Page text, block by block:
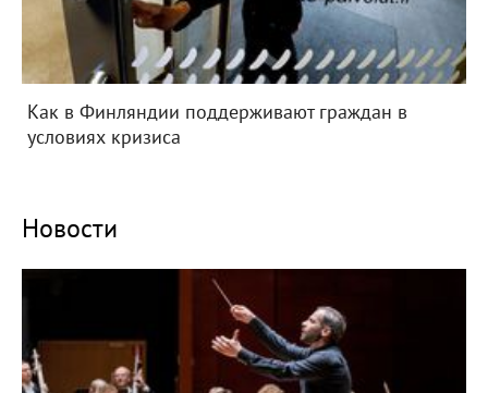
Как в Финляндии поддерживают граждан в
условиях кризиса
Новости